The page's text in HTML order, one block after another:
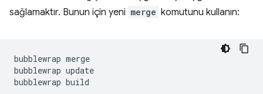
sağlamaktır. Bunun için yeni merge komutunu kullanın:
bubblewrap merge
bubblewrap update
bubblewrap